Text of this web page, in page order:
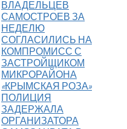
ВЛАДЕЛЬЦЕВ
САМОСТРОЕВ ЗА
НЕДЕЛЮ
СОГЛАСИЛИСЬ НА
КОМПРОМИСС С
ЗАСТРОЙЩИКОМ
МИКРОРАЙОНА
«КРЫМСКАЯ РОЗА»
ПОЛИЦИЯ
ЗАДЕРЖАЛА
ОРГАНИЗАТОРА